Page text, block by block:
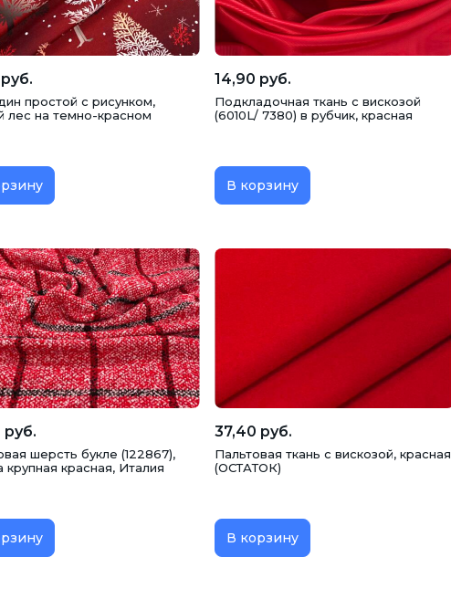
простой с рисунком,
лес на темно-красном
14,90 руб.
Подкладочная ткань с вискозой
(6010L/ 7380) в рубчик, красная
В корзину
руб.
шерсть букле (122867),
крупная красная, Италия
37,40 руб.
Пальтовая ткань с вискозой, красная
(ОСТАТОК)
В корзину